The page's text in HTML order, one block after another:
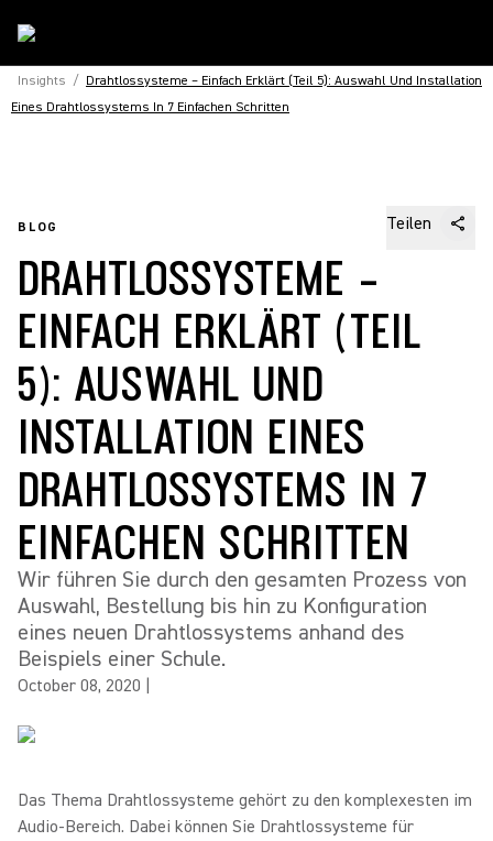
Insights / Drahtlossysteme – Einfach Erklärt (Teil 5): Auswahl Und Installation
Eines Drahtlossystems In 7 Einfachen Schritten
BLOG Teilen
DRAHTLOSSYSTEME –
EINFACH ERKLÄRT (TEIL
5): AUSWAHL UND
INSTALLATION EINES
DRAHTLOSSYSTEMS IN 7
EINFACHEN SCHRITTEN
Wir führen Sie durch den gesamten Prozess von
Auswahl, Bestellung bis hin zu Konfiguration
eines neuen Drahtlossystems anhand des
Beispiels einer Schule.
October 08, 2020
Das Thema Drahtlossysteme gehört zu den komplexesten im
Audio-Bereich. Dabei können Sie Drahtlossysteme für